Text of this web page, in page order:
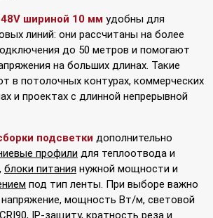
шириной 10 мм удобны для
линий: они рассчитаны на более
до 50 метров и помогают
на больших длинах. Такие
в потолочных контурах, коммерческих
и проектах с длинной непрерывной
подсветки дополнительно
профили для теплоотвода и
блоки питания нужной мощности и
под тип ленты. При выборе важно
мощность Вт/м, световой
IP-защиту, кратность реза и